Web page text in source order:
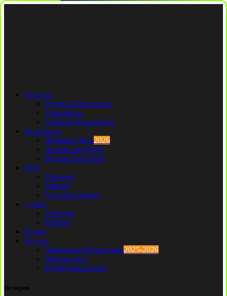
Новости
Футбол Казахстана
Трансферы
Сборная Казахстана
Трансферы
Премьер Лига2026
Первая лига2026
Вторая Лига2026
КПЛ
Тренеры
Рефери
Составы команд
1 Лига
Тренеры
Рефери
Клубы
Футзал
Чемпионат Казахстана2025-2026
Первая лига
Кубок Казахстана
История